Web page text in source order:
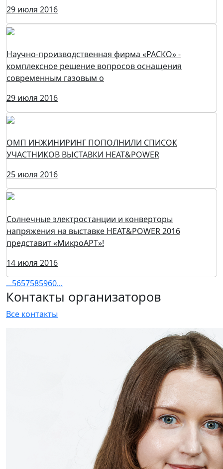
29 июля 2016
Научно-производственная фирма «РАСКО» -
комплексное решение вопросов оснащения
современным газовым о
29 июля 2016
ОМП ИНЖИНИРИНГ ПОПОЛНИЛИ СПИСОК
УЧАСТНИКОВ ВЫСТАВКИ HEAT&POWER
25 июля 2016
Cолнечные электростанции и конверторы
напряжения на выставке HEAT&POWER 2016
представит «МикроАРТ»!
14 июля 2016
...5657585960...
Контакты организаторов
Все контакты